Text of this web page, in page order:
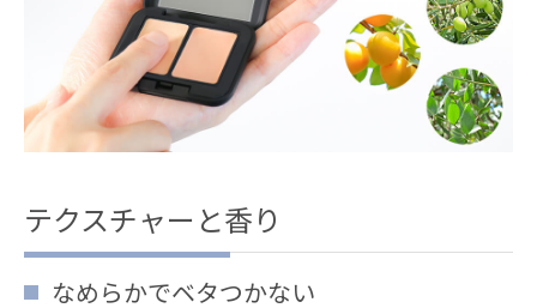
テクスチャーと香り
なめらかでベタつかない